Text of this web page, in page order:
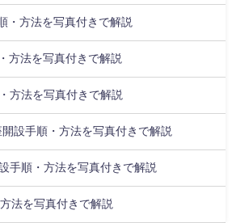
・方法を写真付きで解説
方法を写真付きで解説
方法を写真付きで解説
設手順・方法を写真付きで解説
手順・方法を写真付きで解説
法を写真付きで解説